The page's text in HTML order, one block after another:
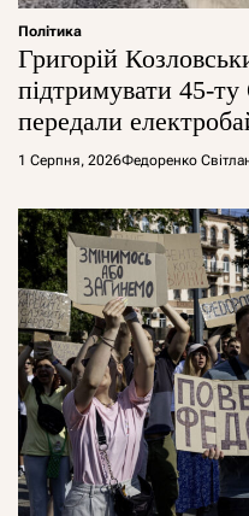
Політика
Григорій
підтримувати 45-
передали
1 Серпня, 2026Федоренко